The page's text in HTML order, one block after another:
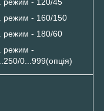
режим - 160/150
режим - 180/60
режим -
0...999(опція)